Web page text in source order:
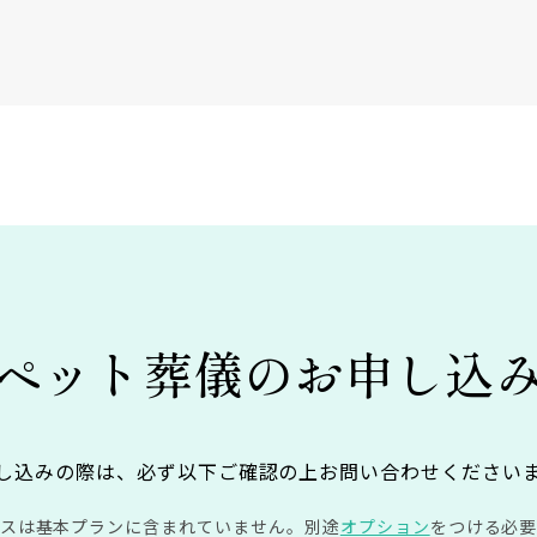
ット葬儀のお申し込
込みの際は、必ず以下ご確認の上お問い合わせください
は基本プランに含まれていません。 別途オプションをつける必